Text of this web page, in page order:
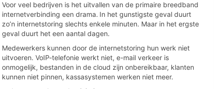
Voor veel bedrijven is het uitvallen van de primaire breedband
internetverbinding een drama. In het gunstigste geval duurt
zo’n internetstoring slechts enkele minuten. Maar in het ergste
geval duurt het een aantal dagen.
Medewerkers kunnen door de internetstoring hun werk niet
uitvoeren. VoIP-telefonie werkt niet, e-mail verkeer is
onmogelijk, bestanden in de cloud zijn onbereikbaar, klanten
kunnen niet pinnen, kassasystemen werken niet meer.